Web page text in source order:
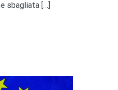
sbagliata […]